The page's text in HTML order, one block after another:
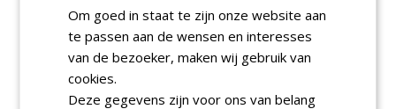
openbare ruimte
donderdag 5 november 2026
Om goed in staat te zijn onze website aan
te passen aan de wensen en interesses
van de bezoeker, maken wij gebruik van
cookies.
Deze gegevens zijn voor ons van belang